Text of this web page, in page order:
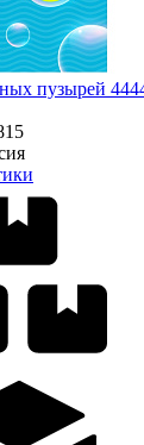
пузырей